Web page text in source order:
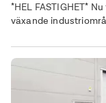
*HEL FASTIGHET*
växande